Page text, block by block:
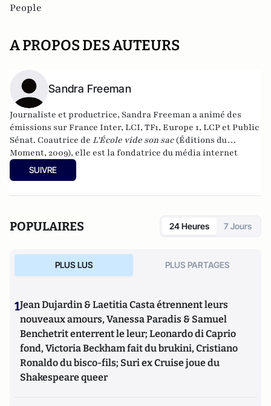
People
A PROPOS DES AUTEURS
Sandra Freeman
Journaliste et productrice, Sandra Freeman a animé des
émissions sur France Inter, LCI, TF1, Europe 1, LCP et Public
Sénat. Coautrice de L'École vide son sac(Éditions du
Moment, 2009), elle est la fondatrice du média internet
MatriochK.
SUIVRE
POPULAIRES 24 Heures 7 Jours
PLUS LUS PLUS PARTAGES
1Jean Dujardin & Laetitia Casta étrennent leurs
nouveaux amours, Vanessa Paradis & Samuel
Benchetrit enterrent le leur; Leonardo di Caprio
fond, Victoria Beckham fait du brukini, Cristiano
Ronaldo du bisco-fils; Suri ex Cruise joue du
Shakespeare queer